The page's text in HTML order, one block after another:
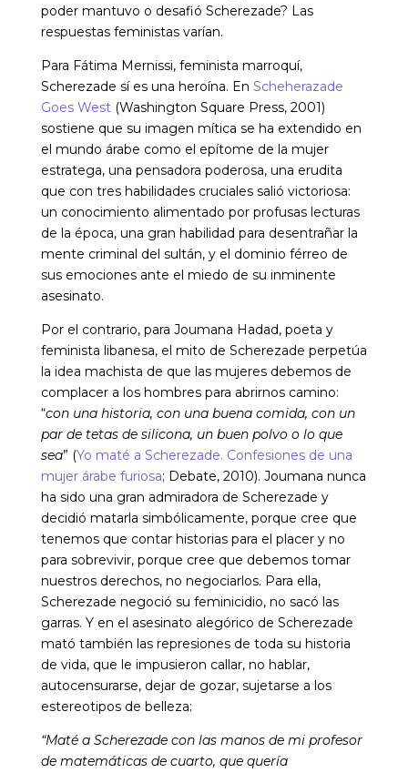
poder mantuvo o desafió Scherezade? Las
respuestas feministas varían.
Para Fátima Mernissi, feminista marroquí,
Scherezade sí es una heroína. En Scheherazade
Goes West(Washington Square Press, 2001)
sostiene que su imagen mítica se ha extendido en
el mundo árabe como el epítome de la mujer
estratega, una pensadora poderosa, una erudita
que con tres habilidades cruciales salió victoriosa:
un conocimiento alimentado por profusas lecturas
de la época, una gran habilidad para desentrañar la
mente criminal del sultán, y el dominio férreo de
sus emociones ante el miedo de su inminente
asesinato.
Por el contrario, para Joumana Hadad, poeta y
feminista libanesa, el mito de Scherezade perpetúa
la idea machista de que las mujeres debemos de
complacer a los hombres para abrirnos camino:
“con una historia, con una buena comida, con un
par de tetas de silicona, un buen polvo o lo que
sea” (Yo maté a Scherezade. Confesiones de una
mujer árabe furiosa; Debate, 2010). Joumana nunca
ha sido una gran admiradora de Scherezade y
decidió matarla simbólicamente, porque cree que
tenemos que contar historias para el placer y no
para sobrevivir, porque cree que debemos tomar
nuestros derechos, no negociarlos. Para ella,
Scherezade negoció su feminicidio, no sacó las
garras. Y en el asesinato alegórico de Scherezade
mató también las represiones de toda su historia
de vida, que le impusieron callar, no hablar,
autocensurarse, dejar de gozar, sujetarse a los
estereotipos de belleza:
“Maté a Scherezade con las manos de mi profesor
de matemáticas de cuarto, que quería